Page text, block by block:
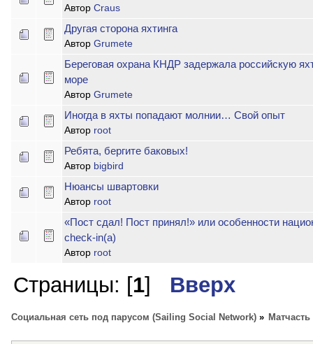
Автор Craus
Другая сторона яхтинга
Автор Grumete
Береговая охрана КНДР задержала российскую
море
Автор Grumete
Иногда в яхты попадают молнии… Свой опыт
Автор root
Ребята, бергите баковых!
Автор bigbird
Нюансы швартовки
Автор root
«Пост сдал! Пост принял!» или особенности
check-in(а)
Автор root
Страницы: [1] Вверх
Социальная сеть под парусом (Sailing Social Network) » Матчасть